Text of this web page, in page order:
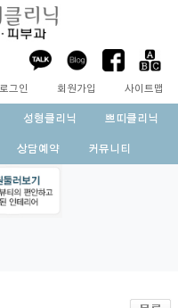
로그인 회원가입 사이트맵
성형클리닉 쁘띠클리닉
상담예약 커뮤니티